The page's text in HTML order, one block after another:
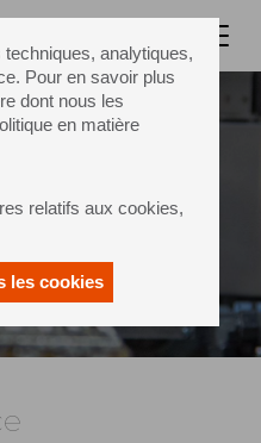
analytiques,
Pour en savoir plus
dont nous les
en matière
relatifs aux cookies,
les cookies
à coût fixe